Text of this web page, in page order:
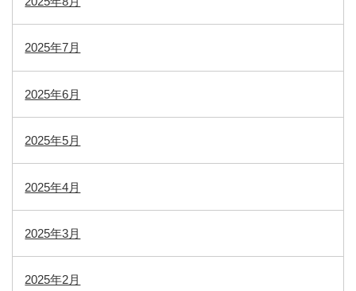
2025年7月
2025年6月
2025年5月
2025年4月
2025年3月
2025年2月